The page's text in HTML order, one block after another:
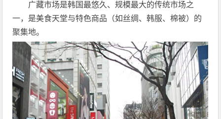
广藏市场是韩国最悠久、规模最大的传统市场之
一，是美食天堂与特色商品（如丝绸、韩服、棉被）的
聚集地。